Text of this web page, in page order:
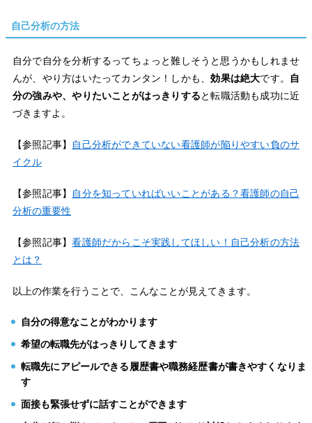
自己分析の方法
自分で自分を分析するってちょっと難しそうと思うかもしれませ
んが、やり方はいたってカンタン！しかも、効果は絶大です。
自
分の強みや、やりたいことがはっきりすると転職活動も成功に近
づきますよ。
【参照記事】
自己分析ができていない看護師が陥りやすい負のサ
イクル
【参照記事】
自分を知っていればいいことがある？看護師の自己
分析の重要性
【参照記事】看護師だからこそ実践してほしい！自己分析の方法
とは？
以上の作業を行うことで、こんなことが見えてきます。
自分の得意なことがわかります
希望の転職先がはっきりしてきます
転職先にアピールできる履歴書や職務経歴書が書きやすくなりま
す
面接も緊張せずに話すことができます